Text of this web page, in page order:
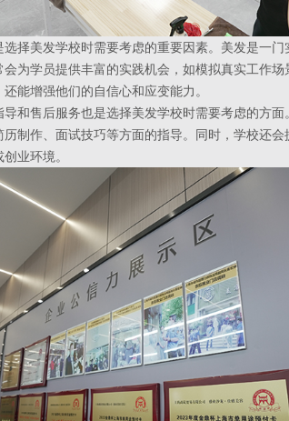
美发学校时需要考虑的重要因素。美发是一门
为学员提供丰富的实践机会，如模拟真实工作
能增强他们的自信心和应变能力。
售后服务也是选择美发学校时需要考虑的方面
制作、面试技巧等方面的指导。同时，学校还
业环境。